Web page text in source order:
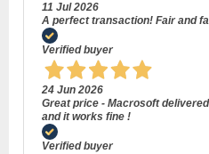
11 Jul 2026
A perfect transaction! Fair and
Verified buyer
24 Jun 2026
Great price - Macrosoft
and it works fine !
Verified buyer